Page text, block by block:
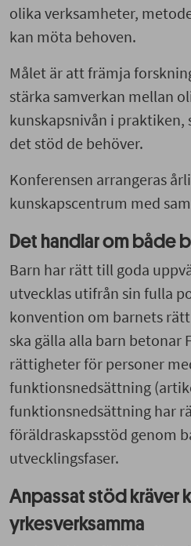
olika verksamheter,
kan möta behoven.
Målet är att främja
stärka samverkan mellan
kunskapsnivån i praktiken,
det stöd de behöver.
Konferensen arrangeras
kunskapscentrum med
Det handlar om både
Barn har rätt till goda
utvecklas utifrån sin fulla
konvention om barnets
ska gälla alla barn betonar
rättigheter för personer
funktionsnedsättning
funktionsnedsättning har
föräldraskapsstöd genom
utvecklingsfaser.
Anpassat stöd kräver
yrkesverksamma